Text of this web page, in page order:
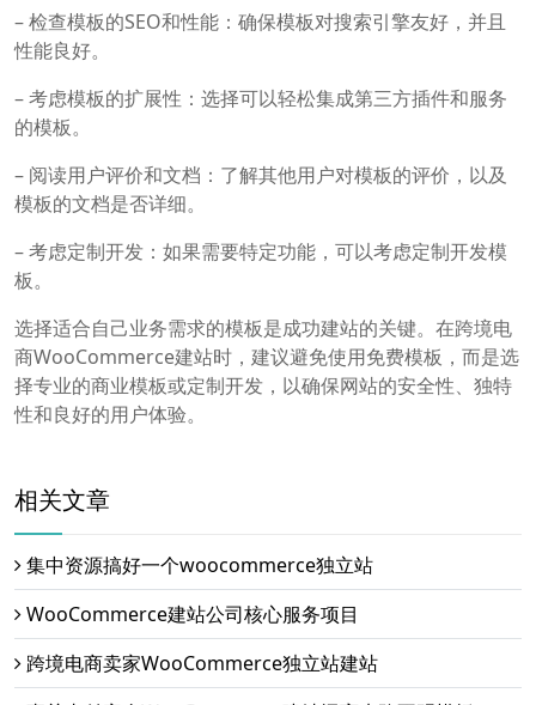
– 检查模板的SEO和性能：确保模板对搜索引擎友好，并且
性能良好。
– 考虑模板的扩展性：选择可以轻松集成第三方插件和服务
的模板。
– 阅读用户评价和文档：了解其他用户对模板的评价，以及
模板的文档是否详细。
– 考虑定制开发：如果需要特定功能，可以考虑定制开发模
板。
选择适合自己业务需求的模板是成功建站的关键。在跨境电
商WooCommerce建站时，建议避免使用免费模板，而是选
择专业的商业模板或定制开发，以确保网站的安全性、独特
性和良好的用户体验。
相关文章
集中资源搞好一个woocommerce独立站
WooCommerce建站公司核心服务项目
跨境电商卖家WooCommerce独立站建站